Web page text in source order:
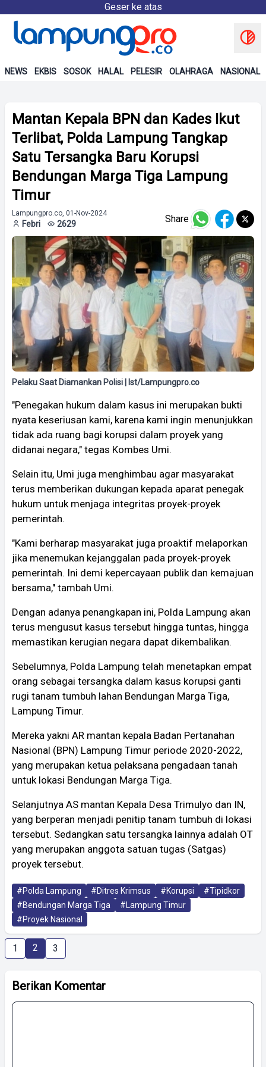
Geser ke atas
NEWS EKBIS SOSOK HALAL PELESIR OLAHRAGA NASIONAL
Mantan Kepala BPN dan Kades Ikut
Terlibat, Polda Lampung Tangkap
Satu Tersangka Baru Korupsi
Bendungan Marga Tiga Lampung
Timur
Lampungpro.co, 01-Nov-2024
Febri 2629 Share
Pelaku Saat Diamankan Polisi | Ist/Lampungpro.co
"Penegakan hukum dalam kasus ini merupakan bukti
nyata keseriusan kami, karena kami ingin menunjukkan
tidak ada ruang bagi korupsi dalam proyek yang
didanai negara," tegas Kombes Umi.
Selain itu, Umi juga menghimbau agar masyarakat
terus memberikan dukungan kepada aparat penegak
hukum untuk menjaga integritas proyek-proyek
pemerintah.
"Kami berharap masyarakat juga proaktif melaporkan
jika menemukan kejanggalan pada proyek-proyek
pemerintah. Ini demi kepercayaan publik dan kemajuan
bersama," tambah Umi.
Dengan adanya penangkapan ini, Polda Lampung akan
terus mengusut kasus tersebut hingga tuntas, hingga
memastikan kerugian negara dapat dikembalikan.
Sebelumnya, Polda Lampung telah menetapkan empat
orang sebagai tersangka dalam kasus korupsi ganti
rugi tanam tumbuh lahan Bendungan Marga Tiga,
Lampung Timur.
Mereka yakni AR mantan kepala Badan Pertanahan
Nasional (BPN) Lampung Timur periode 2020-2022,
yang merupakan ketua pelaksana pengadaan tanah
untuk lokasi Bendungan Marga Tiga.
Selanjutnya AS mantan Kepala Desa Trimulyo dan IN,
yang berperan menjadi penitip tanam tumbuh di lokasi
tersebut. Sedangkan satu tersangka lainnya adalah OT
yang merupakan anggota satuan tugas (Satgas)
proyek tersebut.
#Polda Lampung #Ditres Krimsus #Korupsi
#Tipidkor
#Bendungan Marga Tiga
#Lampung Timur
#Proyek Nasional
1 2 3
Berikan Komentar